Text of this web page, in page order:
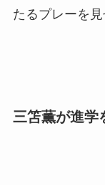
たるプレーを見
三笘薫が進学